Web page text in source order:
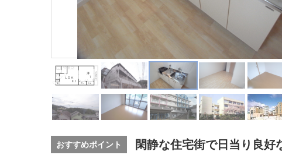
おすすめポイント 閑静な住宅街で日当り良好